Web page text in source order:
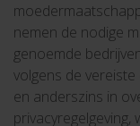
nemen de nodige
genoemde
volgens de
en anderszins in
privacyregelgeving,